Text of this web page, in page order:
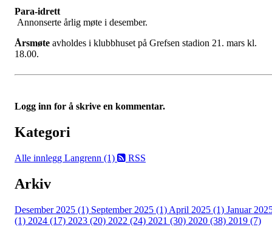
Para-idrett
Annonserte årlig møte i desember.
Årsmøte avholdes i klubbhuset på Grefsen stadion 21. mars kl.
18.00.
Logg inn for å skrive en kommentar.
Kategori
Alle innlegg Langrenn (1) RSS
Arkiv
Desember 2025 (1) September 2025 (1) April 2025 (1) Januar
(1) 2024 (17) 2023 (20) 2022 (24) 2021 (30) 2020 (38) 2019 (7)